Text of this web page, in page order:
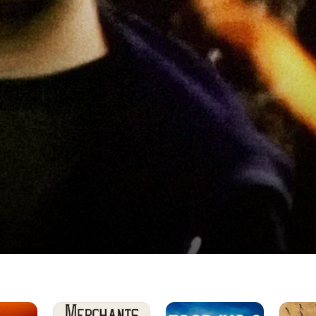
Merchants
Food,
Human